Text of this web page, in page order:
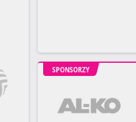
SPONSORZY